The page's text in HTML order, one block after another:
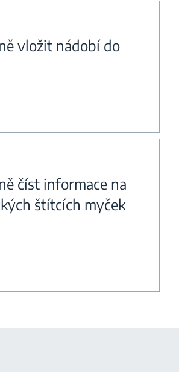
vložit nádobí do
číst informace na
štítcích myček